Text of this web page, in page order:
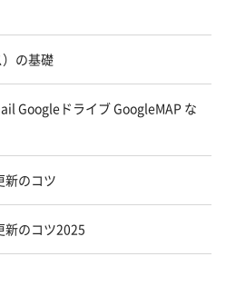
の基礎
Googleドライブ GoogleMAP な
新のコツ
新のコツ2025